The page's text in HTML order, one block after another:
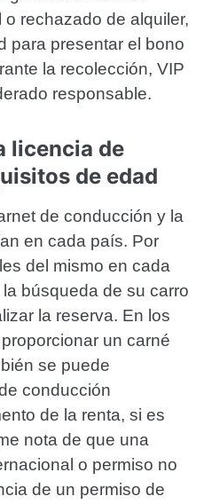
rechazado de alquiler,
para presentar el bono
la recolección, VIP
responsable.
licencia de
de edad
de conducción y la
en cada país. Por
del mismo en cada
búsqueda de su carro
la reserva. En los
un carné
se puede
conducción
de la renta, si es
nota de que una
o permiso no
de un permiso de